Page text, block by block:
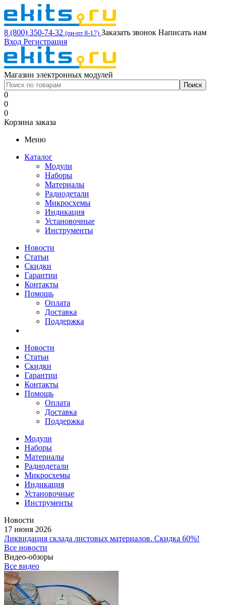
8 (800) 350-74-32 (пн-пт 8-17) Заказать звонок Написать нам
Вход Регистрация
Магазин электронных модулей
0
0
0
Корзина заказа
Меню
Каталог
Модули
Наборы
Материалы
Радиодетали
Микросхемы
Индикация
Установочные
Инструменты
Новости
Статьи
Скидки
Гарантии
Контакты
Помощь
Оплата
Доставка
Поддержка
Новости
Статьи
Скидки
Гарантии
Контакты
Помощь
Оплата
Доставка
Поддержка
Модули
Наборы
Материалы
Радиодетали
Микросхемы
Индикация
Установочные
Инструменты
Новости
17 июня 2026
Ликвидация склада листовых материалов. Скидка 60%!
Все новости
Видео-обзоры
Все видео